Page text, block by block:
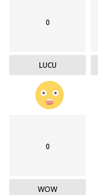
0
LUCU
0
WOW